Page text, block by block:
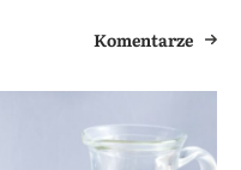
Komentarze